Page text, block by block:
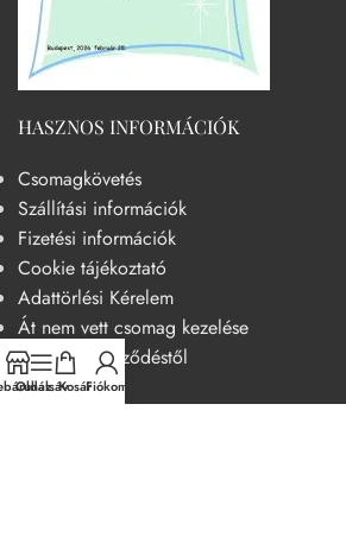
HASZNOS INFORMÁCIÓK
Csomagkövetés
Szállítási információk
Fizetési információk
Cookie tájékoztató
Adattörlési Kérelem
Át nem vett csomag kezelése
Elállás a szerződéstől
OldalsávKosárFiókom